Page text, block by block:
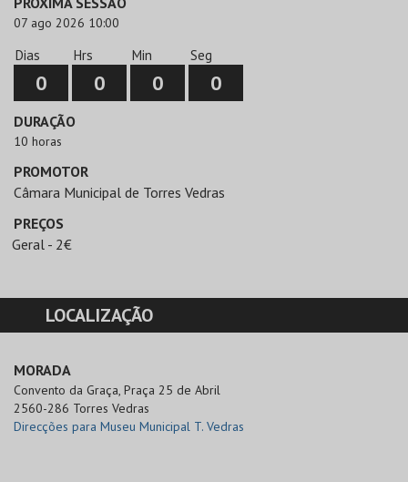
07 ago 2026 10:00
Dias
0
Hrs
0
Min
0
Seg
0
DURAÇÃO
10 horas
PROMOTOR
Câmara Municipal de Torres Vedras
PREÇOS
Geral - 2€
LOCALIZAÇÃO
MORADA
Convento da Graça, Praça 25 de Abril
2560-286 Torres Vedras
Direcções para Museu Municipal T. Vedras